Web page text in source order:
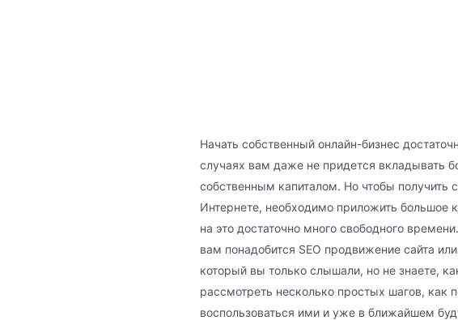
Начать собственный онлайн-бизнес
случаях вам даже не придется вкладывать
собственным капиталом. Но чтобы получить
Интернете, необходимо приложить большое
на это достаточно много свободного
вам понадобится SEO продвижение сайта
который вы только слышали, но не знаете,
рассмотреть несколько простых шагов, как
воспользоваться ими и уже в ближайшем